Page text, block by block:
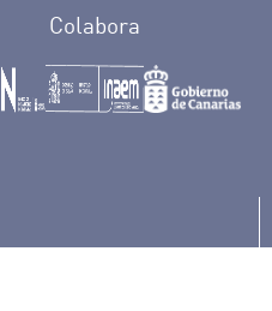
Colabora